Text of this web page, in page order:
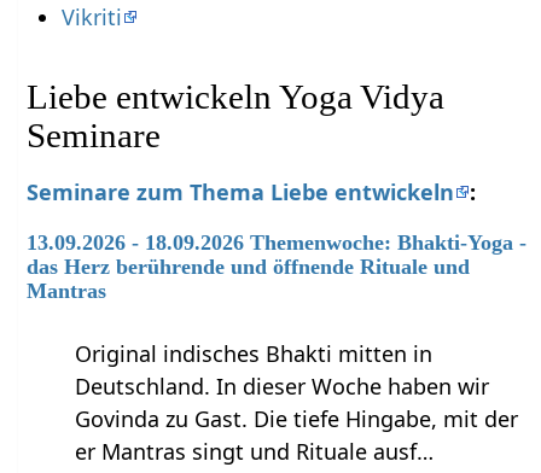
Vikriti
Liebe entwickeln Yoga Vidya
Seminare
Seminare zum Thema Liebe entwickeln :
13.09.2026 - 18.09.2026 Themenwoche: Bhakti-Yoga -
das Herz berührende und öffnende Rituale und
Mantras
Original indisches Bhakti mitten in
Deutschland. In dieser Woche haben wir
Govinda zu Gast. Die tiefe Hingabe, mit der
er Mantras singt und Rituale ausf…